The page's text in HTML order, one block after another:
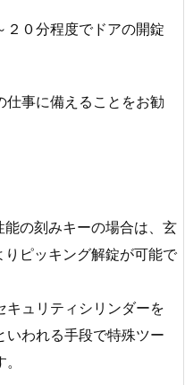
２０分程度でドアの開錠
仕事に備えることをお勧
能の刻みキーの場合は、玄
りピッキング解錠が可能で
キュリティシリンダーを
いわれる手段で特殊ツー